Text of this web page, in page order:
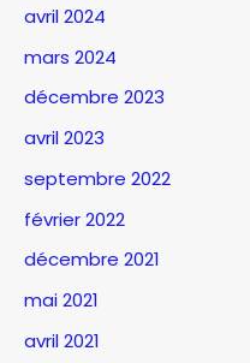
avril 2024
mars 2024
décembre 2023
avril 2023
septembre 2022
février 2022
décembre 2021
mai 2021
avril 2021